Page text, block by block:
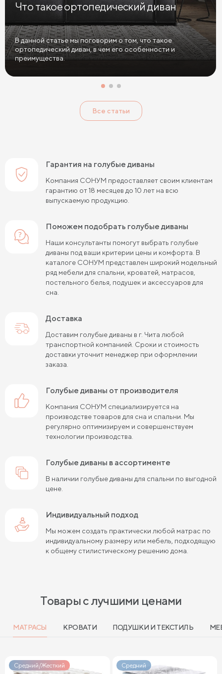
Диваны в спальню Диваны с подушками
Большие диваны Диваны софа Диваны из велюра
Диваны антикоготь
Что такое ортопедический диван
В данной статье мы поговорим о том, что такое
ортопедический диван, в чем его особенности и
преимущества.
Все статьи
Гарантия на голубые диваны
Компания СОНУМ предоставляет своим клиентам
гарантию от 18 месяцев до 10 лет на всю
выпускаемую продукцию.
Поможем подобрать голубые диваны
Наши консультанты помогут выбрать голубые
диваны под ваши критерии цены и комфорта. В
каталоге СОНУМ представлен широкий модельный
ряд мебели для спальни, кроватей, матрасов,
постельного белья, подушек и аксессуаров для
сна.
Доставка
Доставим голубые диваны в г. Чита любой
транспортной компанией. Сроки и стоимость
доставки уточнит менеджер при оформлении
заказа.
голубые диваны от производителя
Компания СОНУМ специализируется на
производстве товаров для сна и спальни. Мы
регулярно оптимизируем и совершенствуем
технологии производства.
голубые диваны в ассортименте
В наличии голубые диваны для спальни по выгодной
цене.
Индивидуальный подход
Мы можем создать практически любой матрас по
индивидуальному размеру или мебель, подходящую
к общему стилистическому решению дома.
Товары с лучшими ценами
МАТРАСЫ КРОВАТИ ПОДУШКИ И ТЕКСТИЛЬ
Средний/Жесткий
Средний